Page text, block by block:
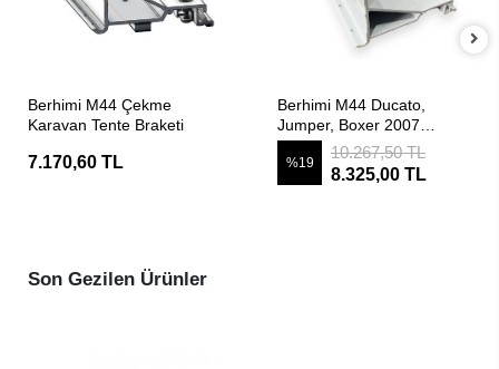
Berhimi M44 Çekme
Karavan Tente Braketi
7.170,60 TL
Berhimi M44 Ducato,
Jumper, Boxer 2007
sonrası Tente Braketi
%19
10.267,50 TL
8.325,00 TL
Son Gezilen Ürünler